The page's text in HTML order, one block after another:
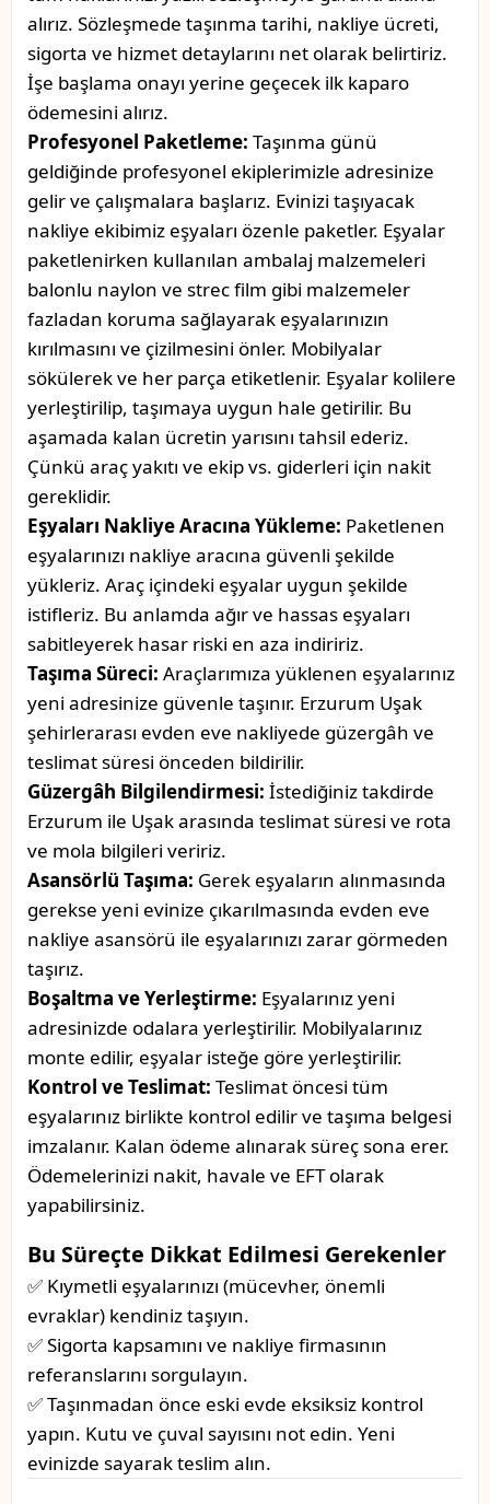
alırız. Sözleşmede taşınma tarihi, nakliye ücreti,
sigorta ve hizmet detaylarını net olarak belirtiriz.
İşe başlama onayı yerine geçecek ilk kaparo
ödemesini alırız.
Profesyonel Paketleme: Taşınma günü
geldiğinde profesyonel ekiplerimizle adresinize
gelir ve çalışmalara başlarız. Evinizi taşıyacak
nakliye ekibimiz eşyaları özenle paketler. Eşyalar
paketlenirken kullanılan ambalaj malzemeleri
balonlu naylon ve strec film gibi malzemeler
fazladan koruma sağlayarak eşyalarınızın
kırılmasını ve çizilmesini önler. Mobilyalar
sökülerek ve her parça etiketlenir. Eşyalar kolilere
yerleştirilip, taşımaya uygun hale getirilir. Bu
aşamada kalan ücretin yarısını tahsil ederiz.
Çünkü araç yakıtı ve ekip vs. giderleri için nakit
gereklidir.
Eşyaları Nakliye Aracına Yükleme: Paketlenen
eşyalarınızı nakliye aracına güvenli şekilde
yükleriz. Araç içindeki eşyalar uygun şekilde
istifleriz. Bu anlamda ağır ve hassas eşyaları
sabitleyerek hasar riski en aza indiririz.
Taşıma Süreci: Araçlarımıza yüklenen eşyalarınız
yeni adresinize güvenle taşınır. Erzurum Uşak
şehirlerarası evden eve nakliyede güzergâh ve
teslimat süresi önceden bildirilir.
Güzergâh Bilgilendirmesi: İstediğiniz takdirde
Erzurum ile Uşak arasında teslimat süresi ve rota
ve mola bilgileri veririz.
Asansörlü Taşıma: Gerek eşyaların alınmasında
gerekse yeni evinize çıkarılmasında evden eve
nakliye asansörü ile eşyalarınızı zarar görmeden
taşırız.
Boşaltma ve Yerleştirme: Eşyalarınız yeni
adresinizde odalara yerleştirilir. Mobilyalarınız
monte edilir, eşyalar isteğe göre yerleştirilir.
Kontrol ve Teslimat: Teslimat öncesi tüm
eşyalarınız birlikte kontrol edilir ve taşıma belgesi
imzalanır. Kalan ödeme alınarak süreç sona erer.
Ödemelerinizi nakit, havale ve EFT olarak
yapabilirsiniz.
Bu Süreçte Dikkat Edilmesi Gerekenler
✅ Kıymetli eşyalarınızı (mücevher, önemli
evraklar) kendiniz taşıyın.
✅ Sigorta kapsamını ve nakliye firmasının
referanslarını sorgulayın.
✅ Taşınmadan önce eski evde eksiksiz kontrol
yapın. Kutu ve çuval sayısını not edin. Yeni
evinizde sayarak teslim alın.